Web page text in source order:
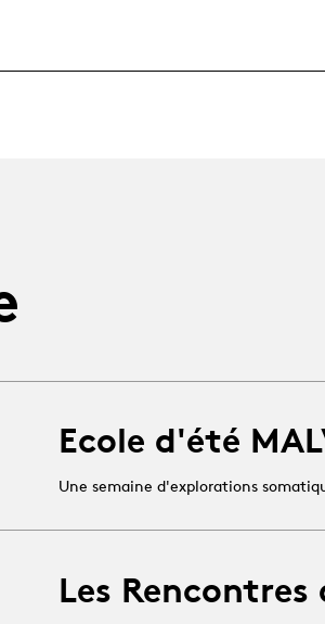
Ecole d'été
Une semaine d'explorations
Les Rencontres